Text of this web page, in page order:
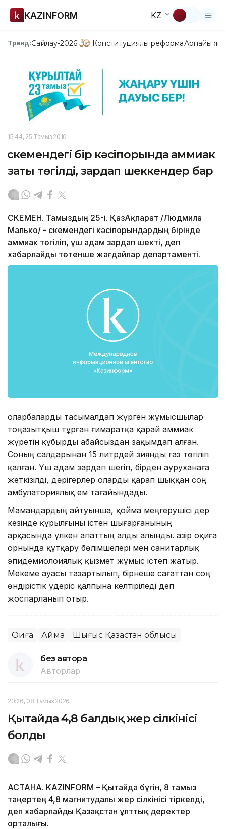
KAZINFORM KZ
Тренд:Сайлау-2026 Конституциялық реформаАрнайы
15:44, 25 Тамыз 2010
Өскемендегі бір кәсіпорында аммиак
заты төгілді, зардап шеккендер бар
ӨСКЕМЕН. Тамыздың 25-і. ҚазАқпарат /Людмила
Малько/ - Өскемендегі кәсіпорындардың бірінде
аммиак төгіліп, үш адам зардап шекті, деп
хабарлайды төтенше жағдайлар департаменті.
Қоларбаларды тасымалдап жүрген жұмысшылар
тоңазытқыш тұрған ғимаратқа қарай аммиак
жүретін құбырды абайсыздан зақымдап алған.
Соның салдарынан 15 литрдей зиянды газ төгіліп
қалған. Үш адам зардап шегіп, бірден ауруханаға
жеткізілді, дәрігерлер оларды қарап шыққан соң
амбулаториялық ем тағайындады.
Мамандардың айтуынша, қойма меңгерушісі дер
кезінде құрылғыны істен шығарғанының
арқасында үлкен апаттың алды алынды. Қазір оқиға
орнында құтқару бөлімшелері мен санитарлық
эпидемиолоиялық қызмет жұмыс істеп жатыр.
Мекеме ауасы тазартылып, бірнеше сағаттан соң
өндірістік үдеріс қалпына келтіріледі деп
жоспарланып отыр.
Оқиға Аймақ Шығыс Қазақстан облысы
без автора
Авторлар
20:26, 08 Тамыз 2026
Қытайда 4,8 балдық жер сілкінісі
болды
АСТАНА. KAZINFORM – Қытайда бүгін, 8 тамыз
таңертең 4,8 магнитудалы жер сілкінісі тіркелді,
деп хабарлайды Қазақстан ұлттық деректер
орталығы.